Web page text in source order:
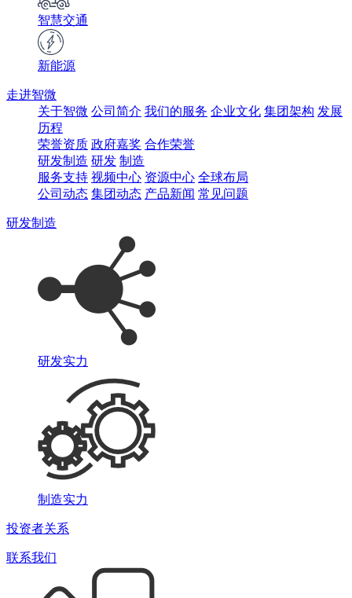
智慧交通
新能源
走进智微
关于智微 公司简介 我们的服务 企业文化 集团架构 发展
历程
荣誉资质 政府嘉奖 合作荣誉
研发制造 研发 制造
服务支持 视频中心 资源中心 全球布局
公司动态 集团动态 产品新闻 常见问题
研发制造
研发实力
制造实力
投资者关系
联系我们